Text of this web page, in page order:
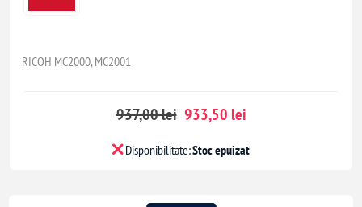
RICOH MC2000, MC2001
937,00 lei 933,50 lei
Disponibilitate:Stoc epuizat